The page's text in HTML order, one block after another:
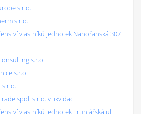
s.r.o.
s.r.o.
vlastníků jednotek Nahořanská 307
s.r.o.
s.r.o.
s.r.o.
spol. s r.o. v likvidaci
vlastníků jednotek Truhlářská ul.